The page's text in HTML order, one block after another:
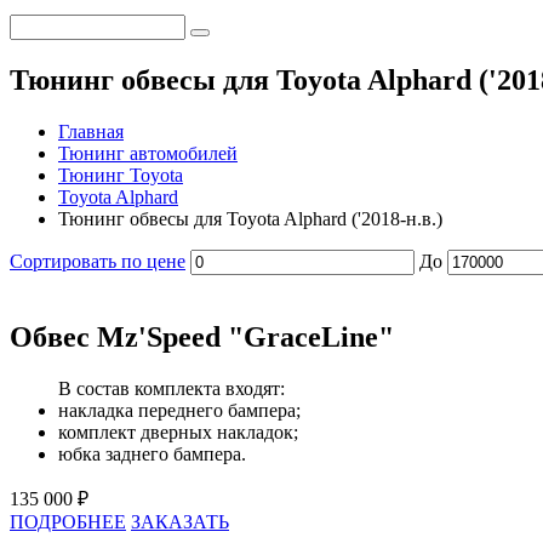
Тюнинг обвесы для Toyota Alphard
Главная
Тюнинг автомобилей
Тюнинг Toyota
Toyota Alphard
Тюнинг обвесы для Toyota Alphard ('2018-н.в.)
Сортировать по цене До
Обвес Mz'Speed "GraceLine"
В состав комплекта входят:
накладка переднего бампера;
комплект дверных накладок;
юбка заднего бампера.
135 000 ₽
ПОДРОБНЕЕ ЗАКАЗАТЬ